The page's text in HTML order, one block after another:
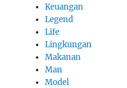
Keuangan
Legend
Life
Lingkungan
Makanan
Man
Model